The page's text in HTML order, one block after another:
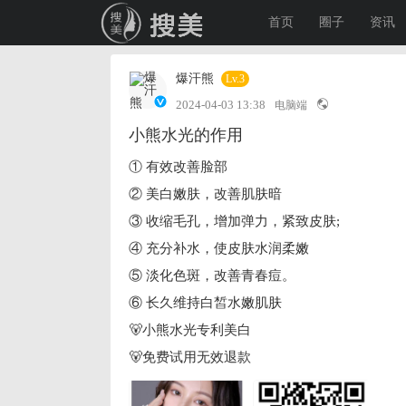
首页 圈子 资讯
爆汗熊 Lv.3
2024-04-03 13:38 电脑端
小熊水光的作用
① 有效改善脸部
② 美白嫩肤，改善肌肤暗
③ 收缩毛孔，增加弹力，紧致皮肤;
④ 充分补水，使皮肤水润柔嫩
⑤ 淡化色斑，改善青春痘。
⑥ 长久维持白皙水嫩肌肤
🐻小熊水光专利美白
🐻免费试用无效退款